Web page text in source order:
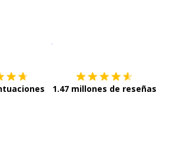
1.47 millones de reseñas